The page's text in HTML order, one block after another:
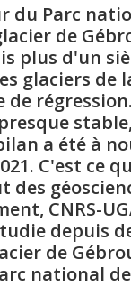
du Parc
de
plus d'un
glaciers de
de
a été à
C'est ce
des
CNRS-
depuis
de
national